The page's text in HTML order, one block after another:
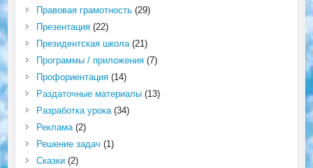
Правовая грамотность(29)
Презентация(22)
Президентская школа(21)
Программы / приложения(7)
Профориентация(14)
Раздаточные материалы(13)
Разработка урока(34)
Реклама(2)
Решение задач (1)
Сказки(2)